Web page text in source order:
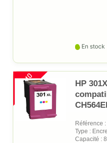
En stock
PROMO
HP
Référence
Type :
Capacité :